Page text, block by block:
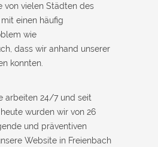
von vielen Städten des
einen häufig
wie
dass wir anhand unserer
konnten.
arbeiten 24/7 und seit
wurden wir von 26
und präventiven
Website in Freienbach